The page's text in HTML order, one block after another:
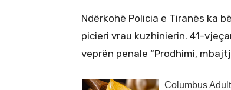
Ndërkohë Policia e Tiranës ka
picieri vrau kuzhinierin. 41-
veprën penale “Prodhimi,